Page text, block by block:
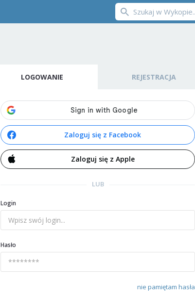
LOGOWANIE REJESTRACJA
Zaloguj się z Facebook
Zaloguj się z Apple
LUB
Login
Hasło
nie pamiętam hasła